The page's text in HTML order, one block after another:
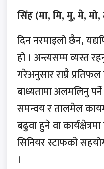
सिंह (मा, मि, मु, मे, मो,
दिन नरमाइलो छैन,
हो । अन्त्यसम्म व्यस्त
गरेअनुसार राम्रै
बाध्यतामा अलमलिनु
समन्वय र तालमेल
बढुवा हुने वा
सिनियर स्टाफको
।